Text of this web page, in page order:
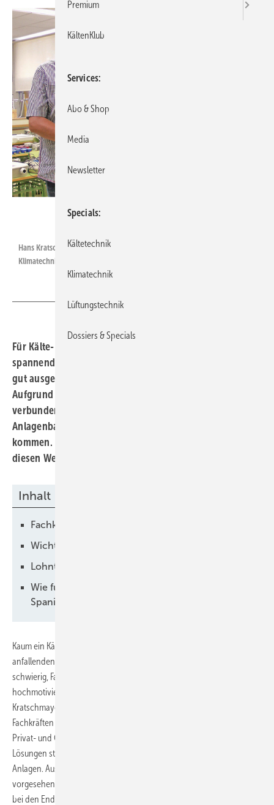
Hans Kratschmayer (l.) mit dem Leiter der Ausbildung für Kälte- und
Klimatechniker in derBerufsschule El Cabanyal“ Valencia, José Nunez
Für Kälte- und Klimaanlagenbauer ist Spanien ein
spannender Markt. Denn dort finden deutsche Betriebe
gut ausgebildete Anlagenbauer, die auf Arbeit warten.
Aufgrund der wirtschaftlichen Lage und der damit
verbundenen hohen Arbeitslosigkeit sind viele spanische
Anlagenbauer bereit, langfristig nach Deutschland zu
kommen. Die Firma Kratschmayer aus Kupferzell geht
diesen Weg und ist damit erfolgreich.
Inhalt
Fachkraftsuche in Spanien
Wichtig: Der Besuch vor Ort
Lohnt: Hoher Aufwand bei der Integration
Wie funktioniert die Einstellung eines
Spanischen Mitarbeiters?
Kaum ein Kältebetrieb hat genügend qualifizierte Mitarbeiter, um die
anfallenden Aufträge in einem normalen Rahmen zu bewältigen. Es ist
schwierig, Fachpersonal zu finden, das sehr gut ausgebildet und
hochmotiviert ist und auch noch menschlich gut ins Team passt. Die
Kratschmayer Kälte-Klima-Lüftung GmbH betreut mit knapp 160
Fachkräften an sechs Standorten anspruchsvolle Kunden aus dem
Privat- und Geschäftskundenbereich. Mit der Nachfrage nach neuen
Lösungen steigt auch die Nachfrage nach ständiger Betreuung der
Anlagen. Ausfälle sind im modernen Wirtschaftskreislauf nicht
vorgesehen. Jeder Ausfall kostet Geld und sorgt für Unzufriedenheit
bei den Endverbrauchern. Weder die Kühltheke im Supermarkt noch
Premium
KältenKlub
Services
Abo & Shop
Media
Newsletter
Specials
Kältetechnik
Klimatechnik
Lüftungstechnik
Dossiers & Specials